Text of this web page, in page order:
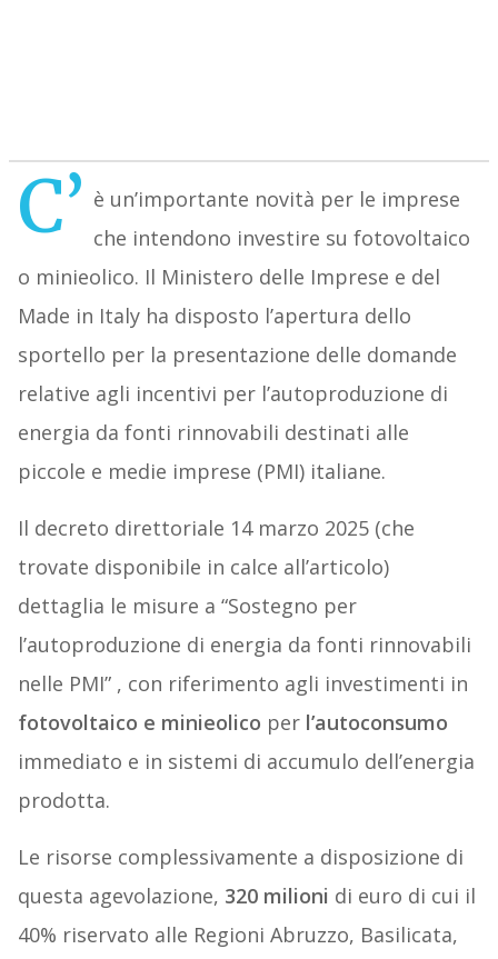
C’ è un’importante novità per le imprese
che intendono investire su fotovoltaico
o minieolico. Il Ministero delle Imprese e del
Made in Italy ha disposto l’apertura dello
sportello per la presentazione delle domande
relative agli incentivi per l’autoproduzione di
energia da fonti rinnovabili destinati alle
piccole e medie imprese (PMI) italiane.
Il decreto direttoriale 14 marzo 2025 (che
trovate disponibile in calce all’articolo)
dettaglia le misure a “Sostegno per
l’autoproduzione di energia da fonti rinnovabili
nelle PMI” , con riferimento agli investimenti in
fotovoltaico e minieolico per l’autoconsumo
immediato e in sistemi di accumulo dell’energia
prodotta.
Le risorse complessivamente a disposizione di
questa agevolazione, 320 milioni di euro di cui il
40% riservato alle Regioni Abruzzo, Basilicata,